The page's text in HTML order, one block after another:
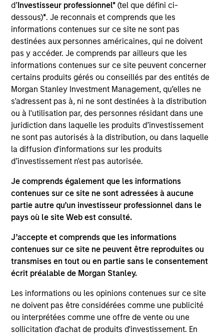
d’Investisseur professionnel*(tel que défini ci-
dessous)*. Je reconnais et comprends que les
informations contenues sur ce site ne sont pas
destinées aux personnes américaines, qui ne doivent
pas y accéder. Je comprends par ailleurs que les
informations contenues sur ce site peuvent concerner
certains produits gérés ou conseillés par des entités de
Morgan Stanley Investment Management, qu’elles ne
s'adressent pas à, ni ne sont destinées à la distribution
ou à l'utilisation par, des personnes résidant dans une
juridiction dans laquelle les produits d’investissement
ne sont pas autorisés à la distribution, ou dans laquelle
la diffusion d'informations sur les produits
d’investissement n'est pas autorisée.
Je comprends également que les informations
contenues sur ce site ne sont adressées à aucune
partie autre qu’un investisseur professionnel dans le
pays où le site Web est consulté.
J’accepte et comprends que les informations
contenues sur ce site ne peuvent être reproduites ou
transmises en tout ou en partie sans le consentement
écrit préalable de Morgan Stanley.
Les informations ou les opinions contenues sur ce site
ne doivent pas être considérées comme une publicité
ou interprétées comme une offre de vente ou une
sollicitation d'achat de produits d'investissement. En
Stuart is an executive director of Morgan Stanley
and an analyst on the Eaton Vance Value team. He
is responsible for covering information technology
and communication services. He joined Eaton
Vance in 2007. Morgan Stanley acquired Eaton
Vance in March 2021. Stuart began his career in the
investment management industry in 2000. Before
joining Eaton Vance, he was a director and equity
analyst at RBC Capital Markets. He has additional
research experience with Adams, Harkness & Hill.
Prior to his investment experience, Stuart was an
engineer and engineering manager in the
semiconductor equipment industry, and worked at
earned a B.S. in engineering from the University of
New South Wales in Australia, an M.S. in
mechanical engineering from the Massachusetts
Institute of Technology, and an M.S. in Predictive
charterholder and holds the CFA Institute Certificate
in ESG Investing, as well as the CFA Institute’s
Certificate in Performance Management (CIPM).
Team Insights